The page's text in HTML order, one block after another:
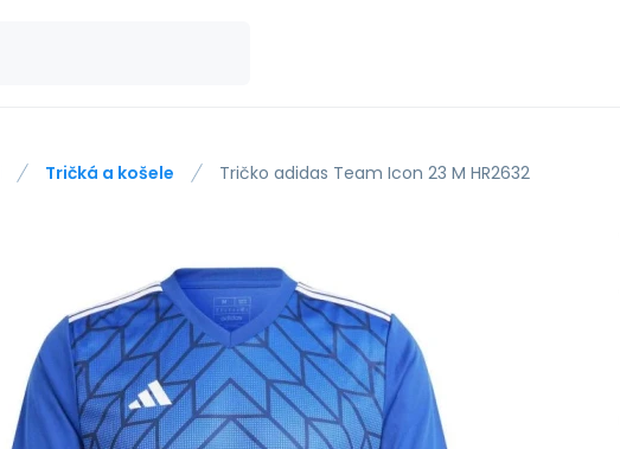
Tričká a košele Tričko adidas Team Icon 23 M HR2632